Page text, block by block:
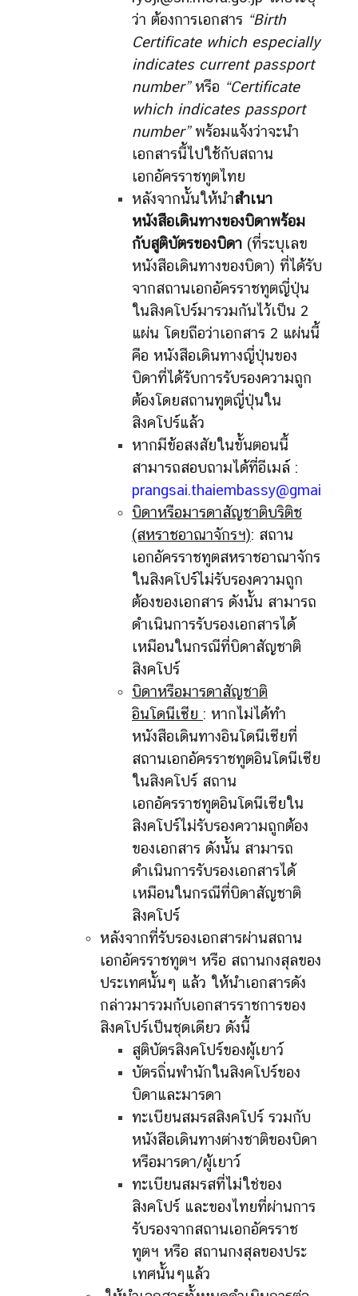
ว่า ต้องการเอกสาร “Birth
Certificate which especially
indicates current passport
number”หรือ “Certificate
which indicates passport
number”พร้อมแจ้งว่าจะนำ
เอกสารนี้ไปใช้กับสถาน
เอกอัครราชทูตไทย
หลังจากนั้นให้นำสำเนา
หนังสือเดินทางของบิดาพร้อม
กับสูติบัตรของบิดา (ที่ระบุเลข
หนังสือเดินทางของบิดา) ที่ได้รับ
จากสถานเอกอัครราชทูตญี่ปุ่น
ในสิงคโปร์มารวมกันไว้เป็น 2
แผ่น โดยถือว่าเอกสาร 2 แผ่นนี้
คือ หนังสือเดินทางญี่ปุ่นของ
บิดาที่ได้รับการรับรองความถูก
ต้องโดยสถานทูตญี่ปุ่นใน
สิงคโปร์แล้ว
หากมีข้อสงสัยในขั้นตอนนี้
สามารถสอบถามได้ที่อีเมล์ :
prangsai.thaiembassy@gmail.com
บิดาหรือมารดาสัญชาติบริติช
(สหราชอาณาจักรฯ): สถาน
เอกอัครราชทูตสหราชอาณาจักร
ในสิงคโปร์ไม่รับรองความถูก
ต้องของเอกสาร ดังนั้น สามารถ
ดำเนินการรับรองเอกสารได้
เหมือนในกรณีที่บิดาสัญชาติ
สิงคโปร์
บิดาหรือมารดาสัญชาติ
อินโดนีเซีย : หากไม่ได้ทำ
หนังสือเดินทางอินโดนีเซียที่
สถานเอกอัครราชทูตอินโดนีเซีย
ในสิงคโปร์ สถาน
เอกอัครราชทูตอินโดนีเซียใน
สิงคโปร์ไม่รับรองความถูกต้อง
ของเอกสาร ดังนั้น สามารถ
ดำเนินการรับรองเอกสารได้
เหมือนในกรณีที่บิดาสัญชาติ
สิงคโปร์
หลังจากที่รับรองเอกสารผ่านสถาน
เอกอัครราชทูตฯ หรือ สถานกงสุลของ
ประเทศนั้นๆ แล้ว ให้นำเอกสารดัง
กล่าวมารวมกับเอกสารราชการของ
สิงคโปร์เป็นชุดเดียว ดังนี้
สูติบัตรสิงคโปร์ของผู้เยาว์
บัตรถิ่นพำนักในสิงคโปร์ของ
บิดาและมารดา
ทะเบียนสมรสสิงคโปร์ รวมกับ
หนังสือเดินทางต่างชาติของบิดา
หรือมารดา/ผู้เยาว์
ทะเบียนสมรสที่ไม่ใช่ของ
สิงคโปร์ และของไทยที่ผ่านการ
รับรองจากสถานเอกอัครราช
ทูตฯ หรือ สถานกงสุลของประ
เทศนั้นๆแล้ว